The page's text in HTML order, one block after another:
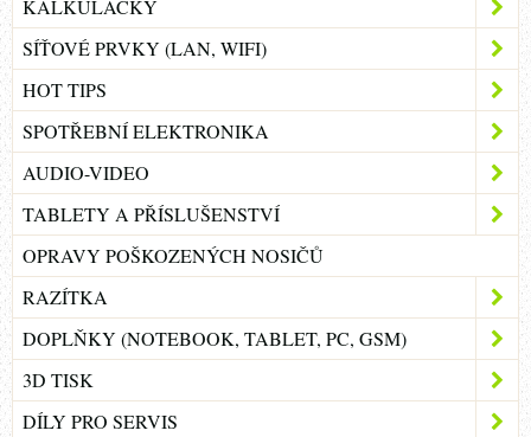
KALKULAČKY
SÍŤOVÉ PRVKY (LAN, WIFI)
HOT TIPS
SPOTŘEBNÍ ELEKTRONIKA
AUDIO-VIDEO
TABLETY A PŘÍSLUŠENSTVÍ
OPRAVY POŠKOZENÝCH NOSIČŮ
RAZÍTKA
DOPLŇKY (NOTEBOOK, TABLET, PC, GSM)
3D TISK
DÍLY PRO SERVIS